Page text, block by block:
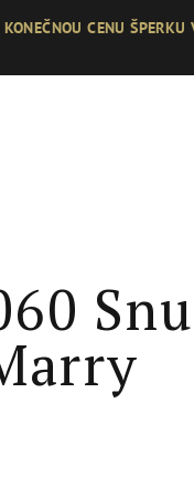
CENU ŠPERKU